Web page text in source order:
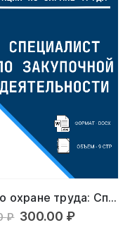
Инструкция по охране труда: Специалист по закупочной деятельности
₽ Первоначальная
300.00 ₽Текущая